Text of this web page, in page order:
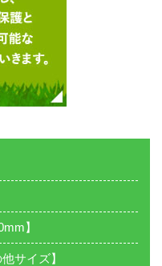
】
サイズ】